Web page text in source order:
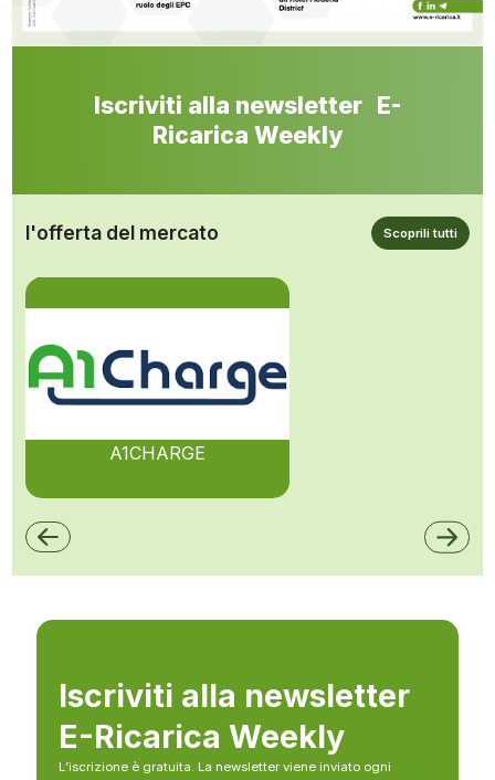
Iscriviti alla newsletter E-
Ricarica Weekly
l'offerta del mercato Scoprili tutti
A1CHARGE
Iscriviti alla newsletter
E-Ricarica Weekly
L’iscrizione è gratuita. La newsletter viene inviato ogni